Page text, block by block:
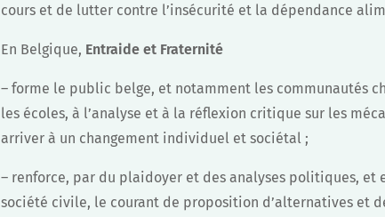
cours et de lutter contre l’insécurité et la dépendance
En Belgique, Entraide et Fraternité
– forme le public belge, et notamment les communautés
les écoles, à l’analyse et à la réflexion critique sur les
arriver à un changement individuel et sociétal ;
– renforce, par du plaidoyer et des analyses politiques, et
société civile, le courant de proposition d’alternatives et